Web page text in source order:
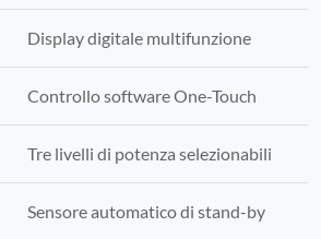
Display digitale multifunzione
Controllo software One-Touch
Tre livelli di potenza selezionabili
Sensore automatico di stand-by